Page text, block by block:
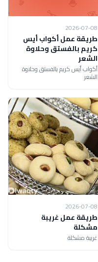
2026-07-08
طريقة عمل أكواب أيس
كريم بالفستق وحلاوة
الشعر
أكواب أيس كريم بالفستق وحلاوة
الشعر
2026-07-08
طريقة عمل غريبة
مشكلة
غريبة مشكلة